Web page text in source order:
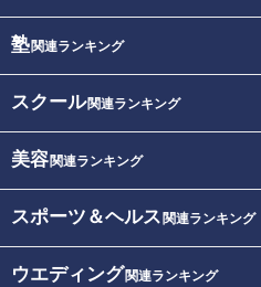
塾関連ランキング
スクール関連ランキング
美容関連ランキング
スポーツ＆ヘルス 関連ランキング
ウエディング関連ランキング